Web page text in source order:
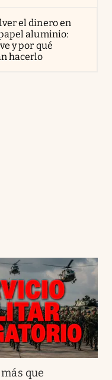
el dinero en
aluminio:
y por qué
hacerlo
que